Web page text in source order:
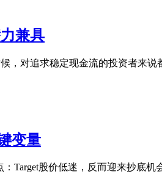
兼具
，对追求稳定现金流的投资者
变量
Target股价低迷，反而迎来抄底